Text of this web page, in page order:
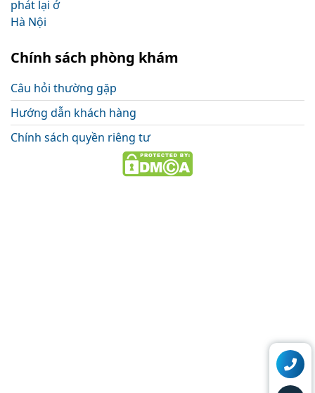
Chính sách phòng khám
Câu hỏi thường gặp
Hướng dẫn khách hàng
Chính sách quyền riêng tư